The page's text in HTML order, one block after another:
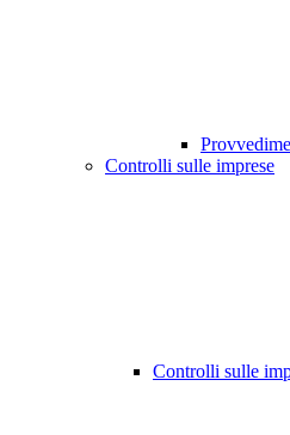
Controlli sulle imprese
Controlli sulle